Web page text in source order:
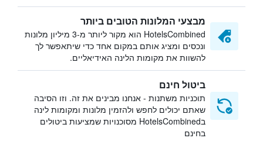
מבצעי המלונות הטובים ביותר
HotelsCombined הוא מקור ליותר מ-3 מיליון מלונות
ונכסים ומציג אותם במקום אחד כדי שיתאפשר לך
להשוות את מקומות הלינה האידיאליים.
ביטול חינם
תוכניות משתנות - אנחנו מבינים את זה. וזו הסיבה
שאתם יכולים לחפש ולהזמין מלונות ומקומות לינה
בHotelsCombined מסוכנויות שמציעות ביטולים
בחינם